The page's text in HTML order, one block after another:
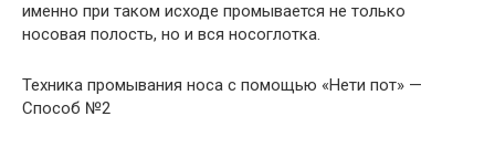
именно при таком исходе промывается не только
носовая полость, но и вся носоглотка.
Техника промывания носа с помощью «Нети пот» —
Способ №2